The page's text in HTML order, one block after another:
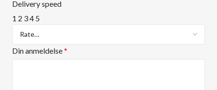
Delivery speed
1 2 34 5
Din anmeldelse*